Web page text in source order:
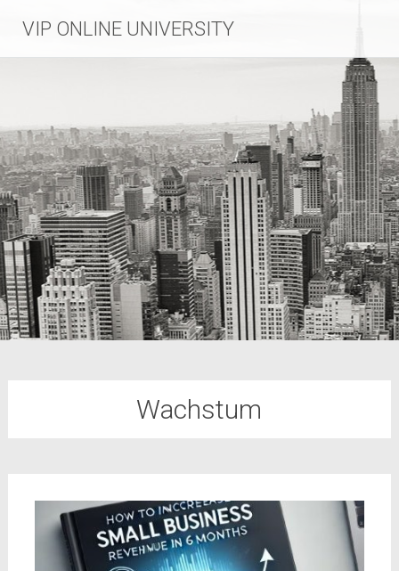
VIP ONLINE UNIVERSITY
Wachstum